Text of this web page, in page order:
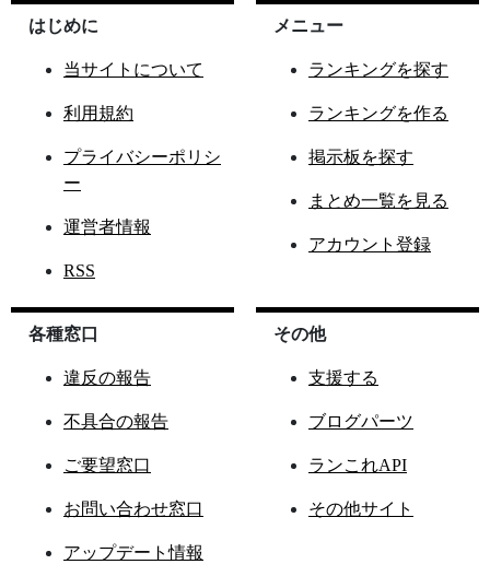
はじめに
当サイトについて
利用規約
プライバシーポリシ
ー
運営者情報
RSS
メニュー
ランキングを探す
ランキングを作る
掲示板を探す
まとめ一覧を見る
アカウント登録
各種窓口
違反の報告
不具合の報告
ご要望窓口
お問い合わせ窓口
アップデート情報
その他
支援する
ブログパーツ
ランこれAPI
その他サイト